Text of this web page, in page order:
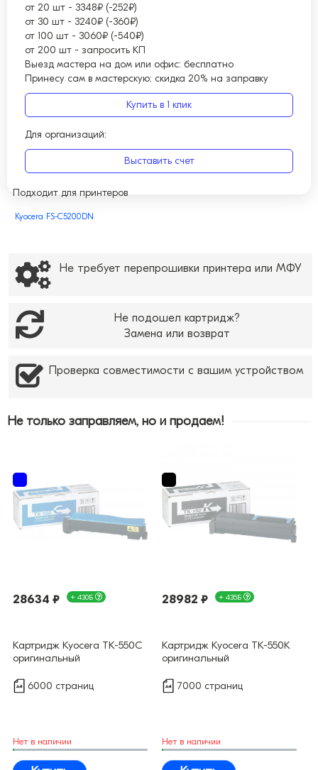
от 20 шт - 3348₽ (-252₽)
от 30 шт - 3240₽ (-360₽)
от 100 шт - 3060₽ (-540₽)
от 200 шт - запросить КП
Выезд мастера на дом или офис: бесплатно
Принесу сам в мастерскую: скидка 20% на заправку
Купить в 1 клик
Для организаций:
Выставить счет
Подходит для принтеров
Kyocera FS-C5200DN
Не требует перепрошивки принтера или МФУ
Не подошел картридж?
Замена или возврат
Проверка совместимости с вашим устройством
Не только заправляем, но и продаем!
28634 ₽ + 430Б
Картридж Kyocera TK-550C
оригинальный
6000 страниц
Нет в наличии
28982 ₽ + 435Б
Картридж Kyocera TK-550K
оригинальный
7000 страниц
Нет в наличии